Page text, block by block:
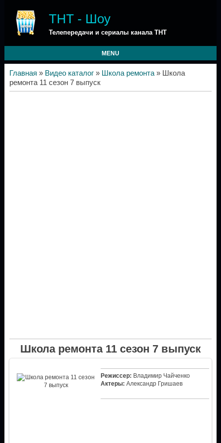
ТНТ - Шоу
Телепередачи и сериалы канала ТНТ
MENU
Главная » Видео каталог» Школа ремонта» Школа
ремонта 11 сезон 7 выпуск
Школа ремонта 11 сезон 7 выпуск
Режиссер: Владимир Чайченко
Актеры: Александр Гришаев